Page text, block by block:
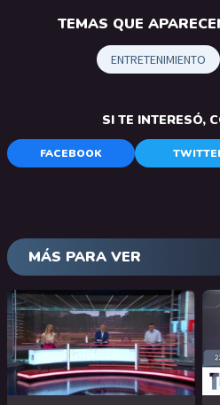
TEMAS QUE
ENTRETENIMIENTO
SI TE INTERESÓ,
FACEBOOK
MÁS PARA VER